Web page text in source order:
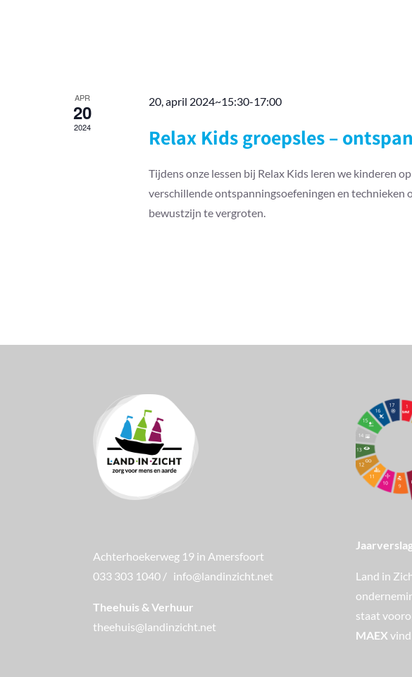
APR
20
2024
20, april 2024~15:30-17:00
Relax Kids groepsles –
Tijdens onze lessen bij Relax Kids leren we kinderen
verschillende ontspanningsoefeningen en technieken
bewustzijn te vergroten.
Achterhoekerweg 19 in Amersfoort
033 303 1040 / info@landinzicht.net
Theehuis & Verhuur
theehuis@landinzicht.net
Land in
staat
MAEX vind